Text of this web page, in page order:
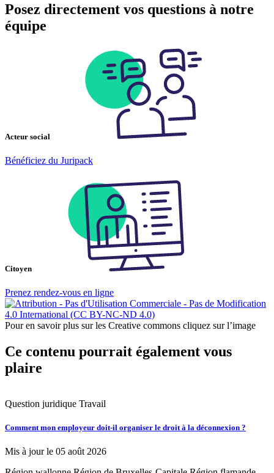
Posez directement vos questions à notre
équipe
Acteur social
Bénéficiez du Juripack
Citoyen
Prenez rendez-vous en ligne
Pour en savoir plus sur les Creative commons cliquez sur l’image
Ce contenu pourrait également vous
plaire
Question juridique Travail
Comment mon employeur doit-il organiser le droit à la déconnexion ?
Mis à jour le 05 août 2026